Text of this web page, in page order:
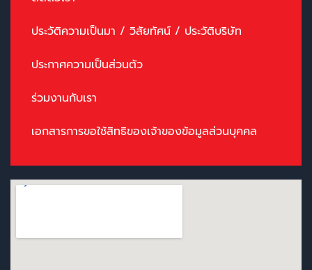
ประวัติความเป็นมา / วิสัยทัศน์ / ประวัติบริษัท
ประกาศความเป็นส่วนตัว
ร่วมงานกับเรา
เอกสารการขอใช้สิทธิของเจ้าของข้อมูลส่วนบุคคล